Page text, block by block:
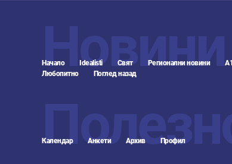
Новини
Начало Idealisti Свят Регионални новини А1
Любопитно
Поглед назад
Календар Анкети Архив Профил